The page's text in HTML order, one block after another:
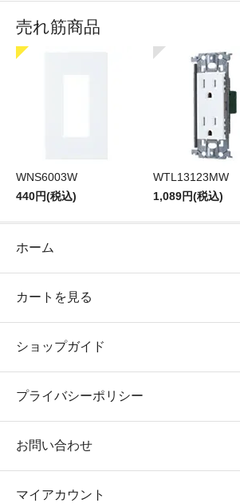
売れ筋商品
WNS6003W
440円(税込)
WTL13123MW
1,089円(税込)
ホーム
カートを見る
ショップガイド
プライバシーポリシー
お問い合わせ
マイアカウント